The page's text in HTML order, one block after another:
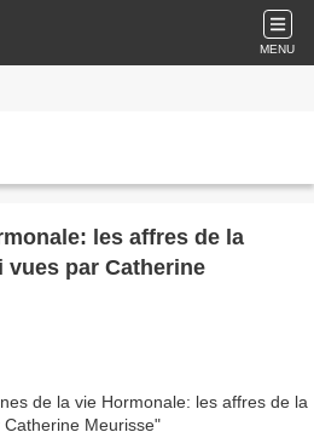
MENU
les affres de la
par Catherine